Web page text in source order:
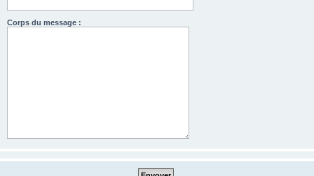
Corps du message :